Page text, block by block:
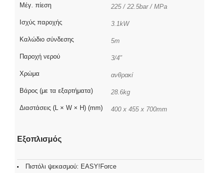
Μέγ. πίεση 225 / 22.5bar / MPa
Ισχύς παροχής 3.1kW
Καλώδιο σύνδεσης 5m
Παροχή νερού 3/4″
Χρώμα ανθρακί
Βάρος (με τα εξαρτήματα) 28.6kg
Διαστάσεις (L × W × H) (mm) 400 x 455 x 700mm
Εξοπλισμός
Πιστόλι ψεκασμού: EASY!Force